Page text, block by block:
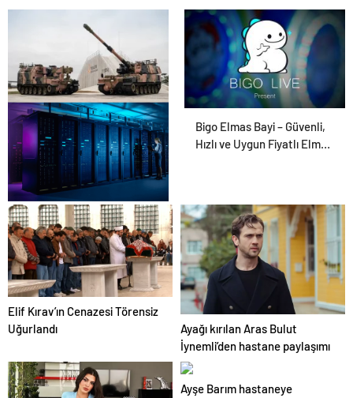
Yazılımı
Savunma Sanayinde
Güncel, Doğru ve Teknik
Haberler
Bigo Elmas Bayi – Güvenli,
Hızlı ve Uygun Fiyatlı Elmas
Datahost İle Güvenilir
Sunucu Hizmetleri
Elif Kırav’ın Cenazesi Törensiz
Uğurlandı
Ayağı kırılan Aras Bulut
İynemli’den hastane paylaşımı
Ayşe Barım hastaneye